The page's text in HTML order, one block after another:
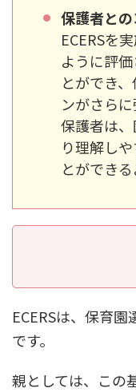
保護者と
ECERSを
ように評
とができ
ンがさら
保護者は
り理解し
とができる
ECERSは、保育
です。
親としては、この